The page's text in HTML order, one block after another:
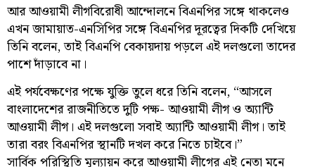
আর আওয়ামী লীগবিরোধী আন্দোলনে বিএনপির সঙ্গে থাকলেও
এখন জামায়াত-এনসিপির সঙ্গে বিএনপির দূরত্বের দিকটি দেখিয়ে
তিনি বলেন, তাই বিএনপি বেকায়দায় পড়লে এই দলগুলো তাদের
পাশে দাঁড়াবে না।
এই পর্যবেক্ষণের পক্ষে যুক্তি তুলে ধরে তিনি বলেন, “আসলে
বাংলাদেশের রাজনীতিতে দুটি পক্ষ- আওয়ামী লীগ ও অ্যান্টি
আওয়ামী লীগ। এই দলগুলো সবাই অ্যান্টি আওয়ামী লীগ। তাই
তারা বরং বিএনপির স্থানটি দখল করে নিতে চাইবে।”
সার্বিক পরিস্থিতি মূল্যায়ন করে আওয়ামী লীগের এই নেতা মনে